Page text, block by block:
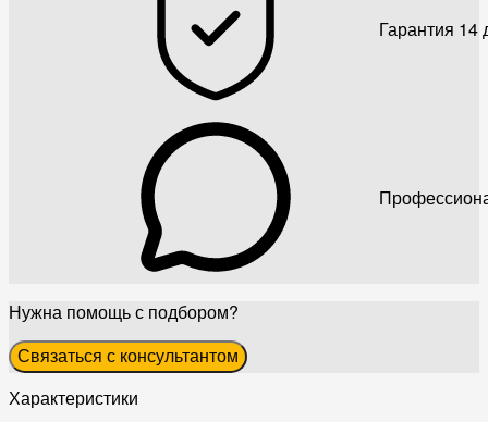
Гарантия 14
Нужна помощь с подбором?
Связаться с консультантом
Характеристики